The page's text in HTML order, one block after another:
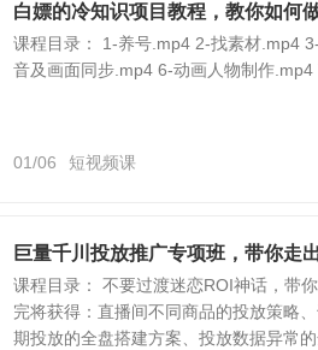
白嫖的冷知识项目教程，教你如何
课程目录： 1-养号.mp4 2-找素材.mp4
音及画面同步.mp4 6-动画人物制作
01/06 短视频课
巨量千川投放推广专项班，带你走
课程目录： 不要过渡迷恋ROI神话，带
完将获得：直播间不同商品的投放策略
期投放的全盘搭建方案、投放数据异常的